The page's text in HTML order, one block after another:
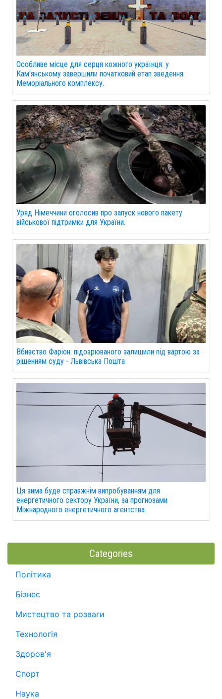
Особливе місце для серця кожного українця: у
Кам'янському завершили початковий етап зведення
Меморіального комплексу.
Уряд Німеччини оголосив про запуск нового пакету
військової підтримки для України.
Вбивство Фаріон: підозрюваного залишили під вартою за
рішенням суду - Львівська Пошта
Ця зима буде справжнім випробуванням для
енергетичного сектору України, за прогнозами
Міжнародного енергетичного агентства.
Categories
Політика
Бізнес
Мистецтво та розваги
Технологія
Здоров'я
Спорт
Наука